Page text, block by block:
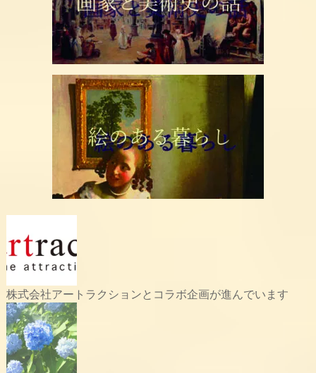
株式会社アートラクションとコラボ企画が進んでいます